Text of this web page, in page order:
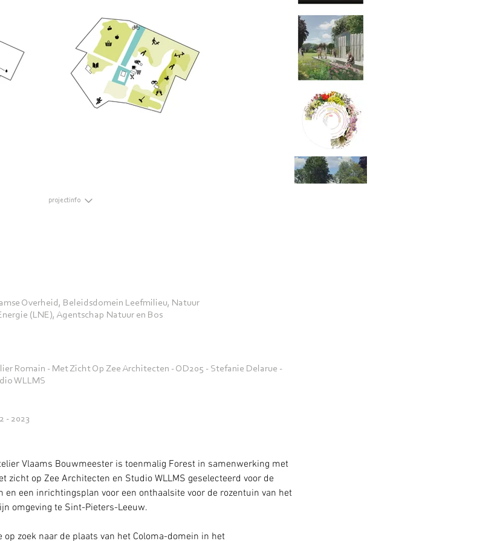
projectinfo
Overheid, Beleidsdomein Leefmilieu, Natuur
(LNE), Agentschap Natuur en Bos
Romain - Met Zicht Op Zee Architecten - OD205 - Stefanie Delarue -
WLLMS
- 2023
Vlaams Bouwmeester is toenmalig Forest in samenwerking met
zicht op Zee Architecten en Studio WLLMS geselecteerd voor de
en een inrichtingsplan voor een onthaalsite voor de rozentuin van het
omgeving te Sint-Pieters-Leeuw.
op zoek naar de plaats van het Coloma-domein in het